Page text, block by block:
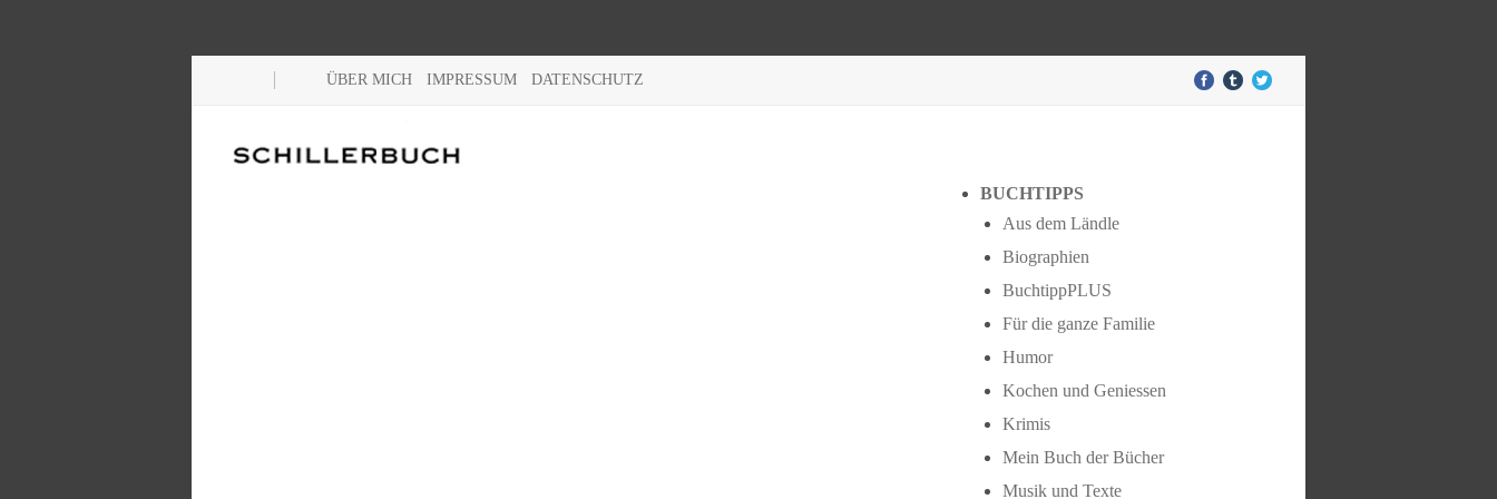
ÜBER MICH IMPRESSUM DATENSCHUTZ
BUCHTIPPS
Aus dem Ländle
Biographien
BuchtippPLUS
Für die ganze Familie
Humor
Kochen und Geniessen
Krimis
Mein Buch der Bücher
Musik und Texte